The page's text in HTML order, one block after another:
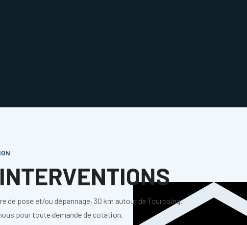
de pose et/ou dépannage, 30 km autour de Tourcoing.
pour toute demande de cotation.